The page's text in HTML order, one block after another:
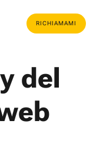
RICHIAMAMI
del